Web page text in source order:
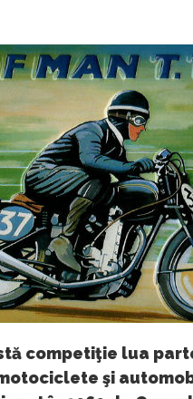
competiţie lua
şi